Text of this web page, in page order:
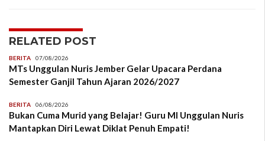
RELATED POST
BERITA 07/08/2026
MTs Unggulan Nuris Jember Gelar Upacara Perdana
Semester Ganjil Tahun Ajaran 2026/2027
BERITA 06/08/2026
Bukan Cuma Murid yang Belajar! Guru MI Unggulan Nuris
Mantapkan Diri Lewat Diklat Penuh Empati!